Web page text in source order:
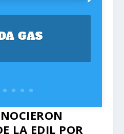
GAS
LA EDIL POR